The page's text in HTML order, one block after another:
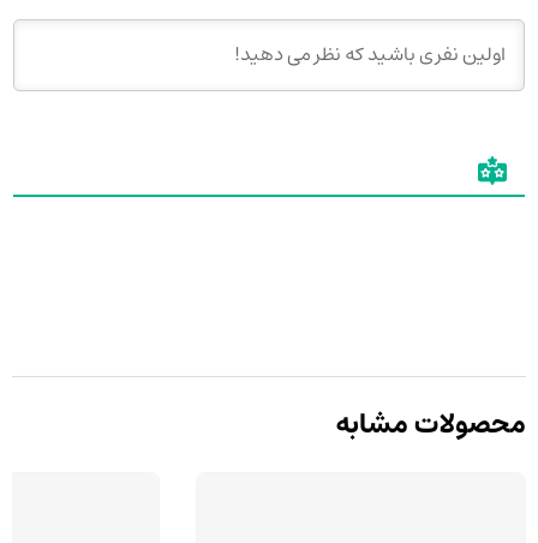
محصولات مشابه